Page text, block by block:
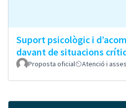
Suport psicològic i
davant de situacions
Proposta oficial Atenció i